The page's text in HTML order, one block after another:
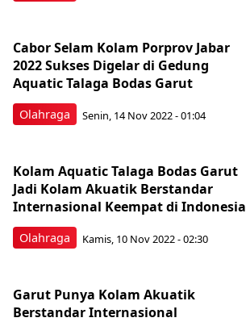
Olahraga
Cabor Selam Kolam Porprov Jabar
2022 Sukses Digelar di Gedung
Aquatic Talaga Bodas Garut
Senin, 14 Nov 2022 - 01:04
Olahraga
Kolam Aquatic Talaga Bodas Garut
Jadi Kolam Akuatik Berstandar
Internasional Keempat di Indonesia
Kamis, 10 Nov 2022 - 02:30
Garut Punya Kolam Akuatik
Berstandar Internasional